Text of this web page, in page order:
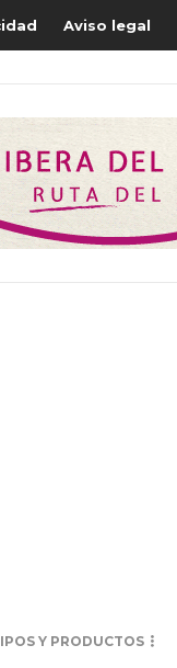
Aviso legal
Y PRODUCTOS